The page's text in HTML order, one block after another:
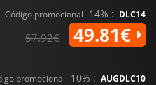
Código promocional -14% : DLC14
57.92€ 49.81€
promocional -10% : AUGDLC10